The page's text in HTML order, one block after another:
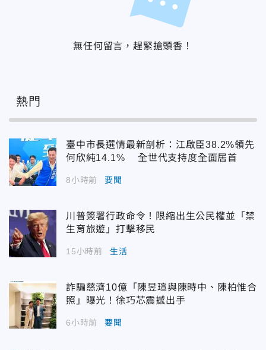
無任何留言，趕緊搶頭香！
熱門
臺中市長選情最新剖析：江啟臣38.2%領先
何欣純14.1% 全世代支持度全面居首
8小時前 要聞
川普簽署行政命令！限縮出生公民權並「禁
生育旅遊」打擊移民
15小時前 生活
詐騙慈濟10億「陳昱瑄與陳時中、陳柏惟合
照」曝光！徐巧芯震撼出手
6小時前 要聞